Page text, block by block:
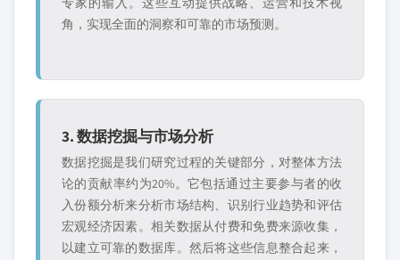
角，实现全面的洞察和可靠的市场预测。
3. 数据挖掘与市场分析
数据挖掘是我们研究过程的关键部分，对整体方法
论的贡献率约为20%。它包括通过主要参与者的收
入份额分析来分析市场结构、识别行业趋势和评估
宏观经济因素。相关数据从付费和免费来源收集，
以建立可靠的数据库。然后将这些信息整合起来，